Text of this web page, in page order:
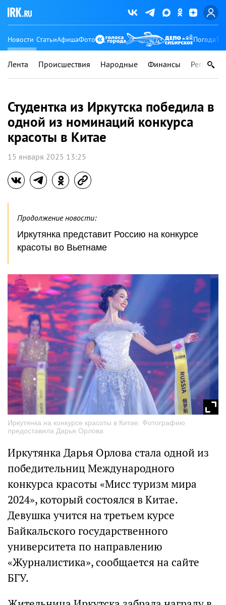
Новости СтатьиАфишаФото Погода
Лента Происшествия Народные Финансы Регионы
Студентка из Иркутска победила в
одной из номинаций конкурса
красоты в Китае
15 января 2025 13:25
Продолжение новости:
Иркутянка представит Россию на конкурсе
красоты во Вьетнаме
Иркутянка на конкурсе красоты в Китае. Фотографию
предоставила Дарья Орлова
Иркутянка Дарья Орлова стала одной из
победительниц Международного
конкурса красоты «Мисс туризм мира
2024», который состоялся в Китае.
Девушка учится на третьем курсе
Байкальского государственного
университета по направлению
«Журналистика», сообщается на сайте
БГУ.